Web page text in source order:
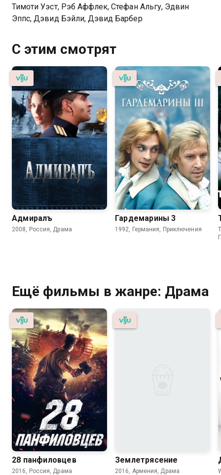
Тимоти Уэст, Рэб Аффлек, Стефан Альгу, Эдвин
Эппс, Дэвид Бэйли, Дэвид Барбер
С этим смотрят
Адмиралъ
2008, Россия, Драма
Гардемарины 3
1992, Германия, Приключения
Ещё фильмы в жанре: Драма
28 панфиловцев
2016, Россия, Драма
Землетрясение
2016, Армения, Драма